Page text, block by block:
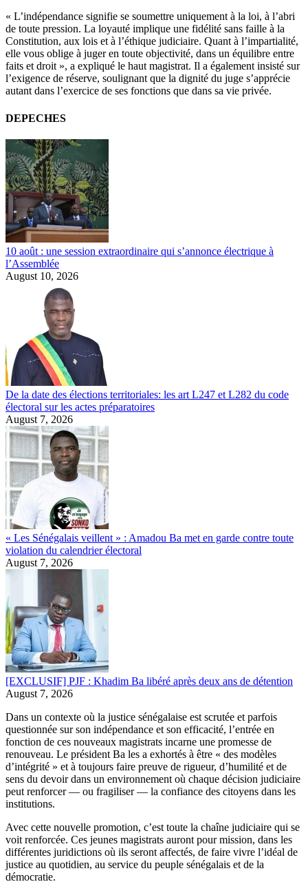
« L’indépendance signifie se soumettre uniquement à la loi, à l’abri
de toute pression. La loyauté implique une fidélité sans faille à la
Constitution, aux lois et à l’éthique judiciaire. Quant à l’impartialité,
elle vous oblige à juger en toute objectivité, dans un équilibre entre
faits et droit », a expliqué le haut magistrat. Il a également insisté sur
l’exigence de réserve, soulignant que la dignité du juge s’apprécie
autant dans l’exercice de ses fonctions que dans sa vie privée.
DEPECHES
10 août : une session extraordinaire qui s’annonce électrique à
l’Assemblée
August 10, 2026
De la date des élections territoriales: les art L247 et L282 du code
électoral sur les actes préparatoires
August 7, 2026
« Les Sénégalais veillent » : Amadou Ba met en garde contre toute
violation du calendrier électoral
August 7, 2026
[EXCLUSIF] PJF : Khadim Ba libéré après deux ans de détention
August 7, 2026
Dans un contexte où la justice sénégalaise est scrutée et parfois
questionnée sur son indépendance et son efficacité, l’entrée en
fonction de ces nouveaux magistrats incarne une promesse de
renouveau. Le président Ba les a exhortés à être « des modèles
d’intégrité » et à toujours faire preuve de rigueur, d’humilité et de
sens du devoir dans un environnement où chaque décision judiciaire
peut renforcer — ou fragiliser — la confiance des citoyens dans les
institutions.
Avec cette nouvelle promotion, c’est toute la chaîne judiciaire qui se
voit renforcée. Ces jeunes magistrats auront pour mission, dans les
différentes juridictions où ils seront affectés, de faire vivre l’idéal de
justice au quotidien, au service du peuple sénégalais et de la
démocratie.